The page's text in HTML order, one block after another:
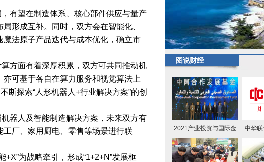
有望在制造体系、核心部件供应与量产
形成互补。同时，双方会在智能化、
法原子产品迭代与成本优化，确立市
方面有着深厚积累，双方可共同推动机
可基于各自在算力服务和视觉算法上
断探索“人形机器人+行业解决方案”的创
器人及智能制造解决方案，未来双方有
厂、家用厨电、零售等场景进行联
为战略牵引，形成“1+2+N”发展框
图说财经
2021产业投资与国际金 中华